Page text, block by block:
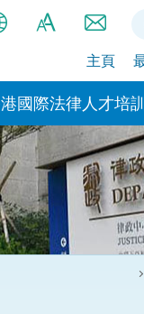
Indonesia (
(印度語)
(尼泊爾語)
A
A
主頁
香港設立辦事
國際法律人才培
們的學院
的專家委員會
的辦公室
們的培訓課程和能